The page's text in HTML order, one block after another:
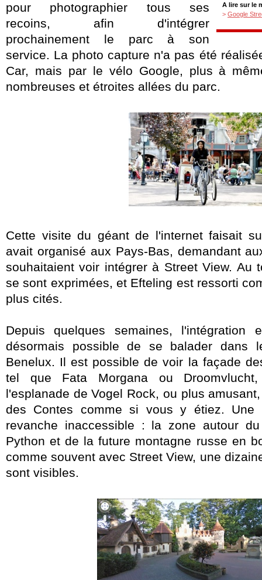
A lire sur le
> Google
pour photographier tous ses
recoins, afin d'intégrer
prochainement le parc à son
service. La photo capture n'a pas été
Car, mais par le vélo Google, plus à
nombreuses et étroites allées du parc.
Cette visite du géant de l'internet faisait
avait organisé aux Pays-Bas, demandant
souhaitaient voir intégrer à Street View. Au
se sont exprimées, et Efteling est ressorti
plus cités.
Depuis quelques semaines,
désormais possible de se balader dans
Benelux. Il est possible de voir la façade
tel que Fata Morgana ou
l'esplanade de Vogel Rock, ou plus
des Contes comme si vous y étiez.
revanche inaccessible : la zone autour
Python et de la future montagne russe en
comme souvent avec Street View, une
sont visibles.